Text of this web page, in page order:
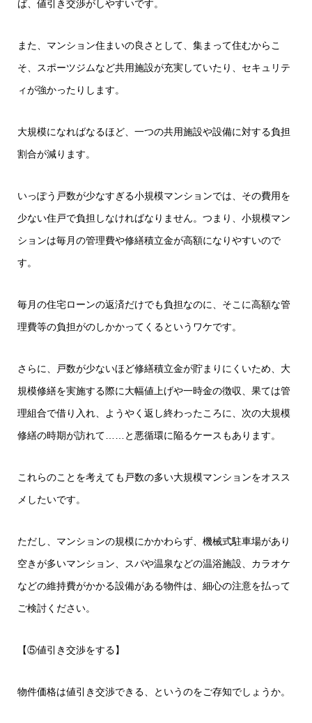
ば、値引き交渉がしやすいです。
また、マンション住まいの良さとして、集まって住むからこ
そ、スポーツジムなど共用施設が充実していたり、セキュリテ
ィが強かったりします。
大規模になればなるほど、一つの共用施設や設備に対する負担
割合が減ります。
いっぽう戸数が少なすぎる小規模マンションでは、その費用を
少ない住戸で負担しなければなりません。つまり、小規模マン
ションは毎月の管理費や修繕積立金が高額になりやすいので
す。
毎月の住宅ローンの返済だけでも負担なのに、そこに高額な管
理費等の負担がのしかかってくるというワケです。
さらに、戸数が少ないほど修繕積立金が貯まりにくいため、大
規模修繕を実施する際に大幅値上げや一時金の徴収、果ては管
理組合で借り入れ、ようやく返し終わったころに、次の大規模
修繕の時期が訪れて……と悪循環に陥るケースもあります。
これらのことを考えても戸数の多い大規模マンションをオスス
メしたいです。
ただし、マンションの規模にかかわらず、機械式駐車場があり
空きが多いマンション、スパや温泉などの温浴施設、カラオケ
などの維持費がかかる設備がある物件は、細心の注意を払って
ご検討ください。
【⑤値引き交渉をする】
物件価格は値引き交渉できる、というのをご存知でしょうか。